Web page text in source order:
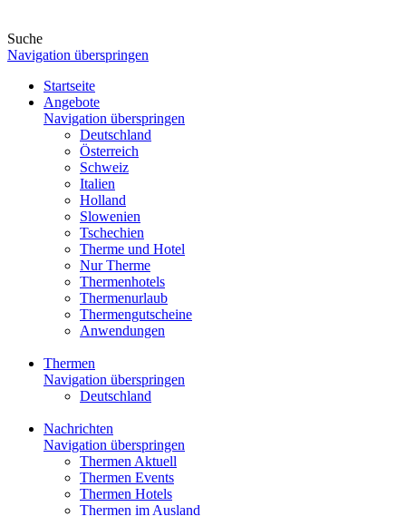
Suche
Navigation überspringen
Startseite
Angebote
Navigation überspringen
Deutschland
Österreich
Schweiz
Italien
Holland
Slowenien
Tschechien
Therme und Hotel
Nur Therme
Thermenhotels
Thermenurlaub
Thermengutscheine
Anwendungen
Thermen
Navigation überspringen
Deutschland
Nachrichten
Navigation überspringen
Thermen Aktuell
Thermen Events
Thermen Hotels
Thermen im Ausland